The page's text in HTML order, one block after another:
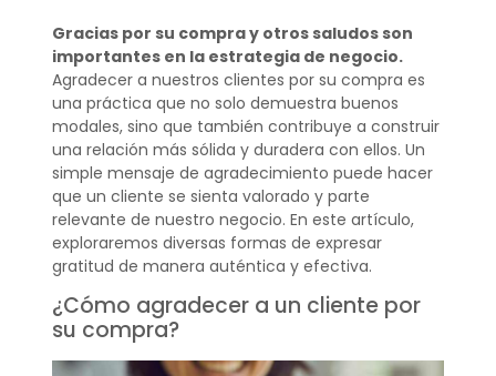
Gracias por su compra y otros saludos son
importantes en la estrategia de negocio.
Agradecer a nuestros clientes por su compra es
una práctica que no solo demuestra buenos
modales, sino que también contribuye a construir
una relación más sólida y duradera con ellos. Un
simple mensaje de agradecimiento puede hacer
que un cliente se sienta valorado y parte
relevante de nuestro negocio. En este artículo,
exploraremos diversas formas de expresar
gratitud de manera auténtica y efectiva.
¿Cómo agradecer a un cliente por
su compra?